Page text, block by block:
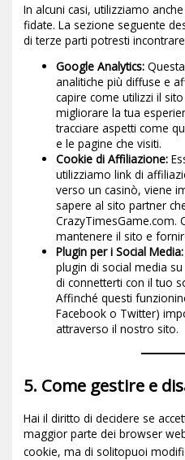
In alcuni casi, utilizziamo
fidate. La sezione seguente
di terze parti potresti
Google Analytics:
analitiche più diffuse e
capire come utilizzi il
migliorare la tua
tracciare aspetti come
e le pagine che visiti.
Cookie di Affiliazione:
utilizziamo link di
verso un casinò, viene
sapere al sito partner
CrazyTimesGame.com.
mantenere il sito e
Plugin per i Social Media:
plugin di social media
di connetterti con il tuo
Affinché questi
Facebook o Twitter)
attraverso il nostro sito.
5. Come gestire e
Hai il diritto di decidere se
maggior parte dei browser
cookie, ma di solitopuoi